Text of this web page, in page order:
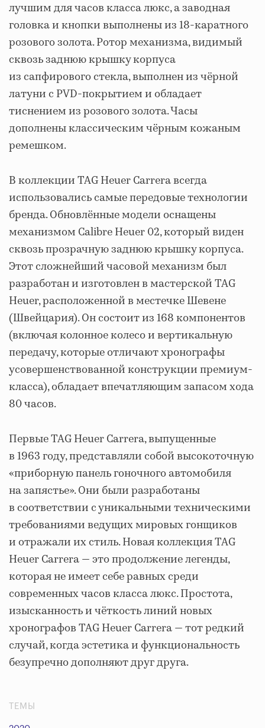
лучшим для часов класса люкс, а заводная
головка и кнопки выполнены из 18-каратного
розового золота. Ротор механизма, видимый
сквозь заднюю крышку корпуса
из сапфирового стекла, выполнен из чёрной
латуни с PVD-покрытием и обладает
тиснением из розового золота. Часы
дополнены классическим чёрным кожаным
ремешком.
В коллекции TAG Heuer Carrera всегда
использовались самые передовые технологии
бренда. Обновлённые модели оснащены
механизмом Calibre Heuer 02, который виден
сквозь прозрачную заднюю крышку корпуса.
Этот сложнейший часовой механизм был
разработан и изготовлен в мастерской TAG
Heuer, расположенной в местечке Шевене
(Швейцария). Он состоит из 168 компонентов
(включая колонное колесо и вертикальную
передачу, которые отличают хронографы
усовершенствованной конструкции премиум-
класса), обладает впечатляющим запасом хода
80 часов.
Первые TAG Heuer Carrera, выпущенные
в 1963 году, представляли собой высокоточную
«приборную панель гоночного автомобиля
на запястье». Они были разработаны
в соответствии с уникальными техническими
требованиями ведущих мировых гонщиков
и отражали их стиль. Новая коллекция TAG
Heuer Carrera — это продолжение легенды,
которая не имеет себе равных среди
современных часов класса люкс. Простота,
изысканность и чёткость линий новых
хронографов TAG Heuer Carrera — тот редкий
случай, когда эстетика и функциональность
безупречно дополняют друг друга.
ТЕМЫ